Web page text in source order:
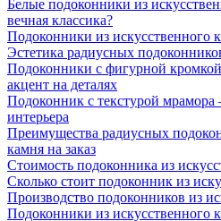
Белые подоконники из
вечная классика?
Подоконники из искусственного
Эстетика радиусных
Подоконники с фигурной
акцент на деталях
Подоконник с текстурой мрамора
интерьера
Преимущества радиусных
камня на заказ
Стоимость подоконника из
Сколько стоит подоконник из
Производство подоконников из
Подоконники из искусственного